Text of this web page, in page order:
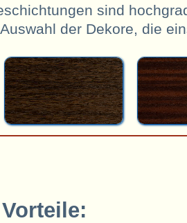
sind
der Dekore, die
Vorteile: